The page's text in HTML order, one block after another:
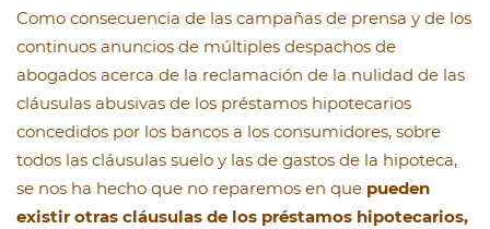
Como consecuencia de las campañas de prensa y de los
continuos anuncios de múltiples despachos de
abogados acerca de la reclamación de la nulidad de las
cláusulas abusivas de los préstamos hipotecarios
concedidos por los bancos a los consumidores, sobre
todos las cláusulas suelo y las de gastos de la hipoteca,
se nos ha hecho que no reparemos en que pueden
existir otras cláusulas de los préstamos hipotecarios,